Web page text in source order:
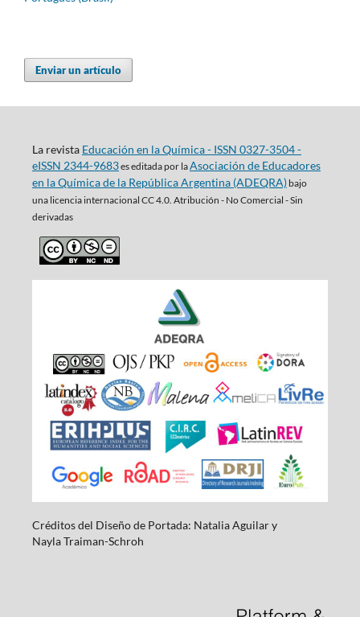
Enviar un artículo
La revista Educación en la Química - ISSN 0327-3504 -
eISSN 2344-9683es editada por laAsociación de Educadores
en la Química de la República Argentina (ADEQRA)bajo
una licencia internacional CC 4.0. Atribución - No Comercial - Sin
derivadas
Créditos del Diseño de Portada: Natalia Aguilar y
NaylaTraiman-Schroh